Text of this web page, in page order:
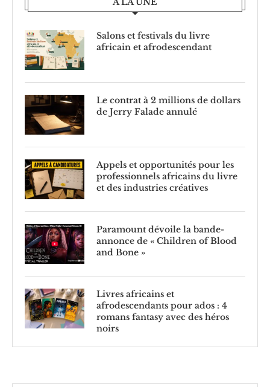
Salons et festivals du livre
africain et afrodescendant
Le contrat à 2 millions de dollars
de Jerry Falade annulé
Appels et opportunités pour les
professionnels africains du livre
et des industries créatives
Paramount dévoile la bande-
annonce de « Children of Blood
and Bone »
Livres africains et
afrodescendants pour ados : 4
romans fantasy avec des héros
noirs